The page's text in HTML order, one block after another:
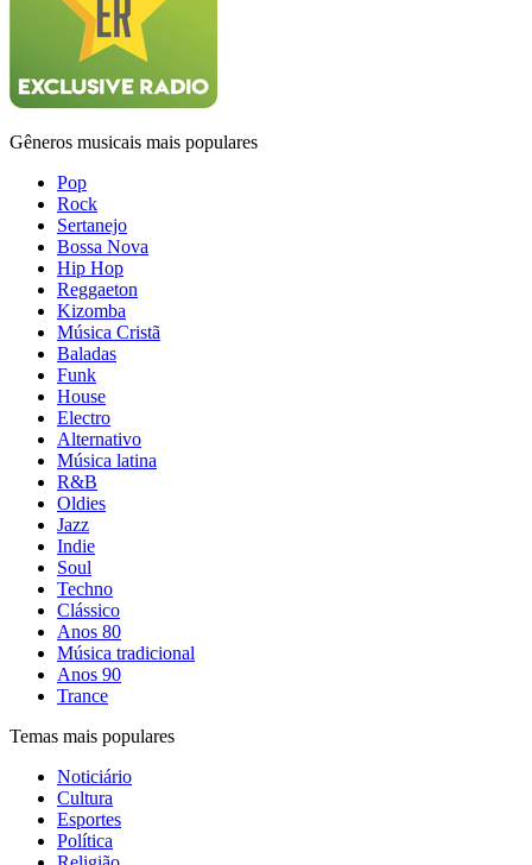
Gêneros musicais mais populares
Pop
Rock
Sertanejo
Bossa Nova
Hip Hop
Reggaeton
Kizomba
Música Cristã
Baladas
Funk
House
Electro
Alternativo
Música latina
R&B
Oldies
Jazz
Indie
Soul
Techno
Clássico
Anos 80
Música tradicional
Anos 90
Trance
Temas mais populares
Noticiário
Cultura
Esportes
Política